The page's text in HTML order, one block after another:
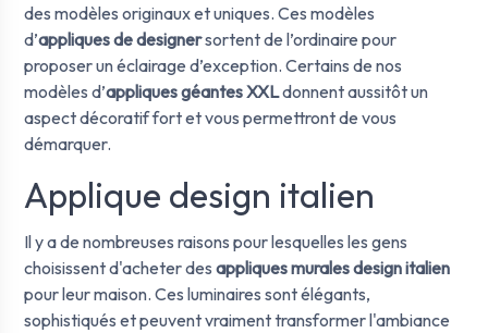
des modèles originaux et uniques. Ces modèles
d’appliques de designersortent de l’ordinaire pour
proposer un éclairage d’exception. Certains de nos
modèles d’appliques géantes XXLdonnent aussitôt un
aspect décoratif fort et vous permettront de vous
démarquer.
Applique design italien
Il y a de nombreuses raisons pour lesquelles les gens
choisissent d'acheter desappliques murales design italien
pour leur maison. Ces luminaires sont élégants,
sophistiqués et peuvent vraiment transformer l'ambiance